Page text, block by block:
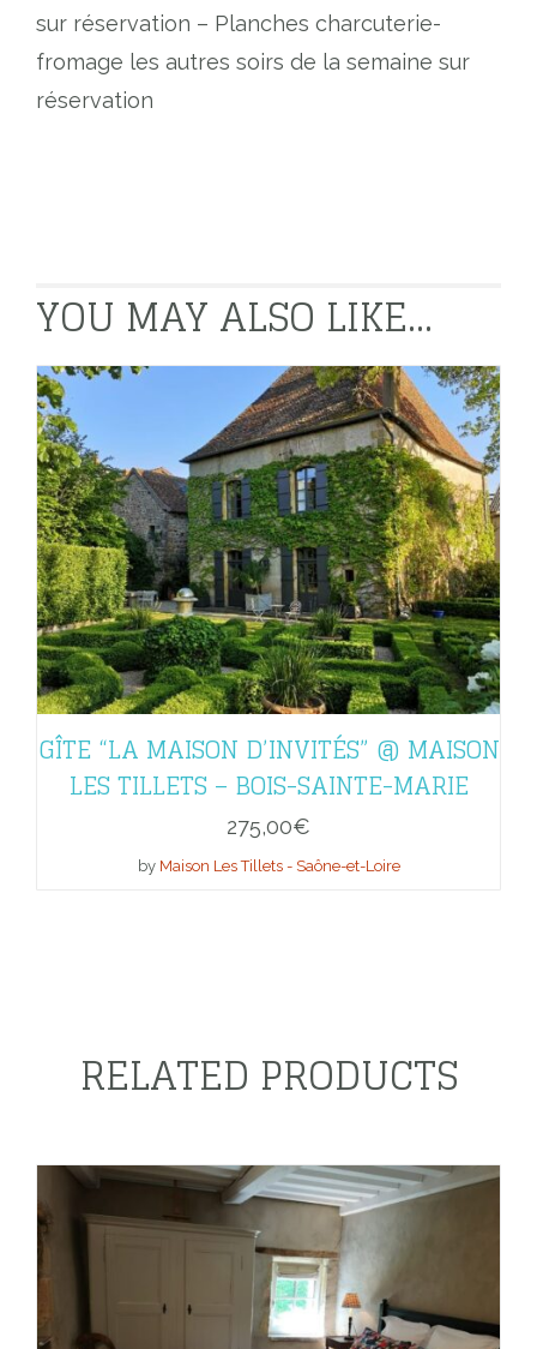
sur réservation – Planches charcuterie-
fromage les autres soirs de la semaine sur
réservation
YOU MAY ALSO LIKE…
GÎTE “LA MAISON D’INVITÉS” @ MAISON
LES TILLETS – BOIS-SAINTE-MARIE
275,00€
by Maison Les Tillets - Saône-et-Loire
RELATED PRODUCTS